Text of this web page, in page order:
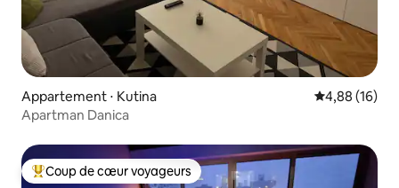
Appartement ⋅ Kutina Évaluation
4,88 (16)
Apartman Danica
Coups de cœur voyageurs les plus appréciés
Coup de cœur voyageurs